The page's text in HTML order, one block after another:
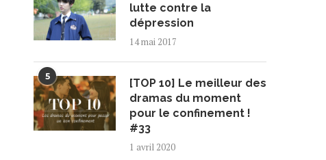
lutte contre la
dépression
14 mai 2017
5
[TOP 10] Le meilleur des
dramas du moment
pour le confinement !
#33
1 avril 2020